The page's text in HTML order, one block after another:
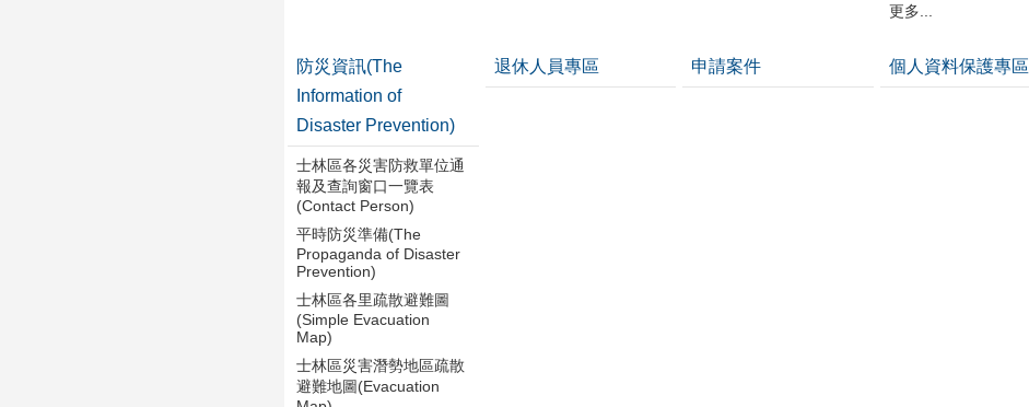
更多...
防災資訊(The
Information of
Disaster Prevention)
士林區各災害防救單位通
報及查詢窗口一覽表
(Contact Person)
平時防災準備(The
Propaganda of Disaster
Prevention)
士林區各里疏散避難圖
(Simple Evacuation
Map)
士林區災害潛勢地區疏散
避難地圖(Evacuation
退休人員專區 申請案件 個人資料保護專區